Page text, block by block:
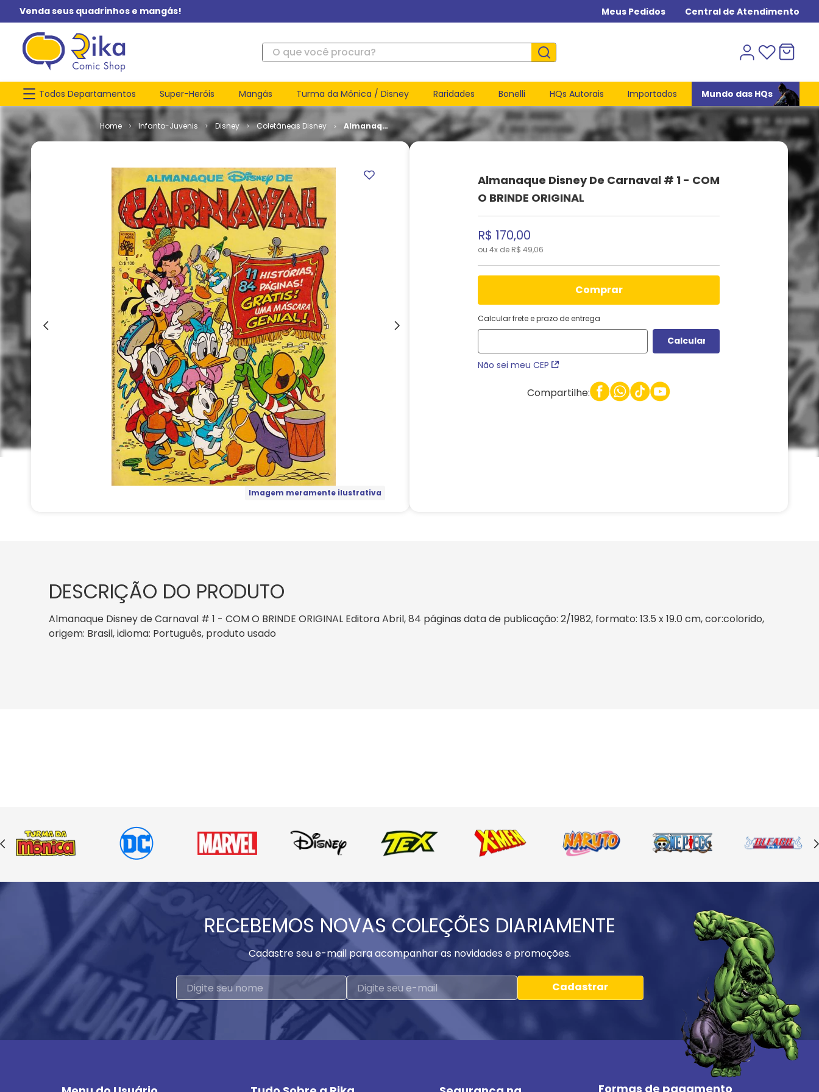
Venda seus quadrinhos e mangás! Meus Pedidos Central de Atendimento
O que você procura?
Todos Departamentos Super-Heróis Mangás Turma da Mônica / Disney Raridades Bonelli HQs Autorais Importados Mundo das HQs
Infanto-Juvenis Disney Coletâneas Disney
Almanaque
Disney de
O BRINDE
ORIGINAL
Imagem meramente ilustrativa
Almanaque Disney De Carnaval # 1 - COM
O BRINDE ORIGINAL
R$ 170,00
ou 4x de R$ 49,06
comprar
Calcular frete e prazo de entrega
Não sei meu CEP
Compartilhe:
DESCRIÇÃO DO PRODUTO
Almanaque Disney de Carnaval # 1 - COM O BRINDE ORIGINAL Editora Abril, 84 páginas data de publicação: 2/1982, formato: 13.5 x 19.0 cm, cor:colorido,
origem: Brasil, idioma: Português, produto usado
RECEBEMOS NOVAS COLEÇÕES DIARIAMENTE
Cadastre seu e-mail para acompanhar as novidades e promoções.
Cadastrar
Formas de pagamento